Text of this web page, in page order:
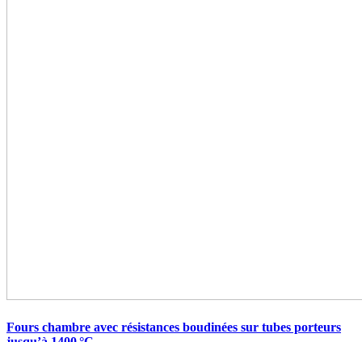
Fours chambre avec résistances boudinées sur tubes porteurs